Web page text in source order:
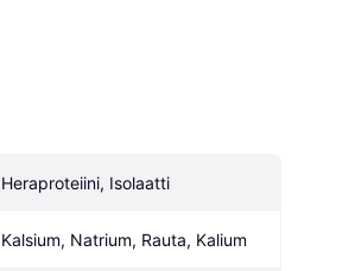
Heraproteiini, Isolaatti
Kalsium, Natrium, Rauta, Kalium